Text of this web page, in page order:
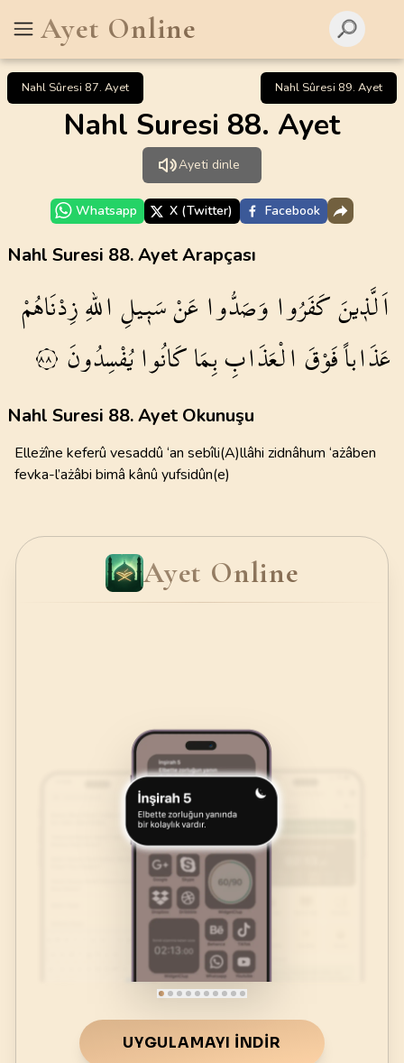
Ayet Online
Nahl Sûresi 87. Ayet Nahl Sûresi 89. Ayet
Nahl Suresi 88. Ayet
Ayeti dinle
Whatsapp X (Twitter) Facebook
Nahl Suresi 88. Ayet Arapçası
اَلَّذ۪ينَكَفَرُوا وَصَدُّواعَنْسَب۪يلِاللّٰهِزِدْنَاهُمْ
عَذَاباًفَوْقَالْعَذَابِبِمَاكَانُوايُفْسِدُونَ ٨٨
Nahl Suresi 88. Ayet Okunuşu
Elleżîne keferû vesaddû ‘an sebîli(A)llâhi zidnâhum ‘ażâben
fevka-l’ażâbi bimâ kânû yufsidûn(e)
Ayet Online
UYGULAMAYI İNDIR